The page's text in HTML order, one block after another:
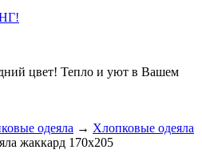
цвет! Тепло и уют в Вашем
одеяла → Хлопковые одеяла
жаккард 170x205